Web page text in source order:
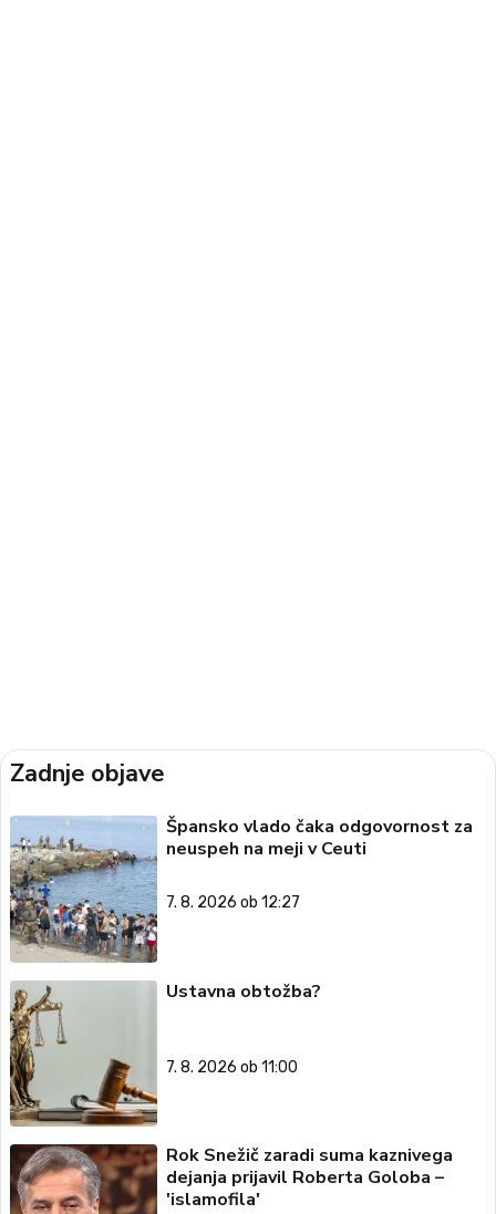
Zadnje objave
Špansko vlado čaka odgovornost za
neuspeh na meji v Ceuti
7. 8. 2026 ob 12:27
Ustavna obtožba?
7. 8. 2026 ob 11:00
Rok Snežič zaradi suma kaznivega
dejanja prijavil Roberta Goloba –
'islamofila'